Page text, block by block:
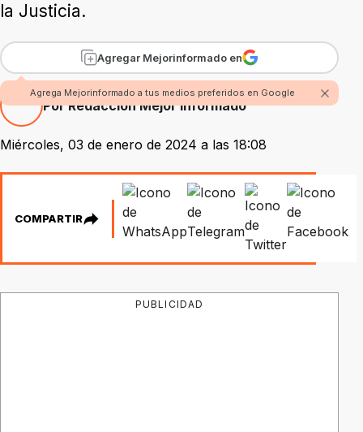
la Justicia.
Agregar Mejorinformado en
Agrega Mejorinformado a tus medios preferidos en Google
Por Redacción Mejor Informado
Miércoles, 03 de enero de 2024 a las 18:08
COMPARTIR
PUBLICIDAD